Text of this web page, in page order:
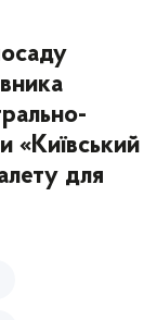
«Київський
для